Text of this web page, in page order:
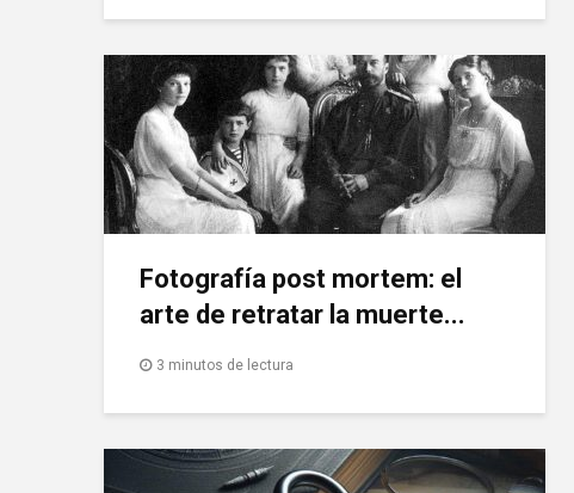
Fotografía post mortem: el
arte de retratar la muerte...
3 minutos de lectura